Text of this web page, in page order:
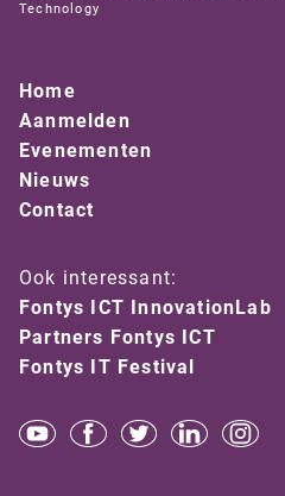
Technology
Home
Aanmelden
Evenementen
Nieuws
Contact
Ook interessant:
Fontys ICT InnovationLab
Partners Fontys ICT
Fontys IT Festival